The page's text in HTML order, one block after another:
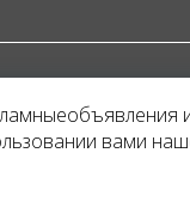
вами